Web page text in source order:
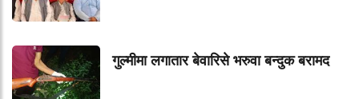
गुल्मीमा लगातार बेवारिसे भरुवा बन्दुक बरामद